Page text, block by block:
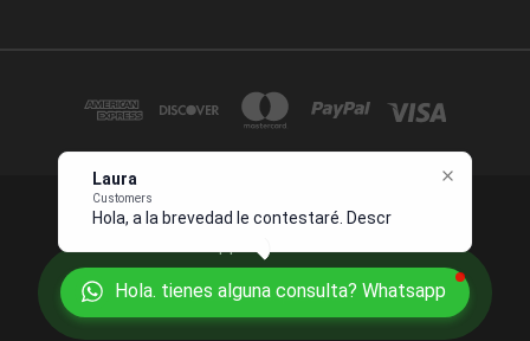
Hola. tienes alguna consulta? Whatsapp
Customers
Hola, a la brevedad le contestaré.
Describame
1234 OCEAN DRIVE SUITE 567 MIAMI, FL 33139 USA
© 2026 Juanpebooks